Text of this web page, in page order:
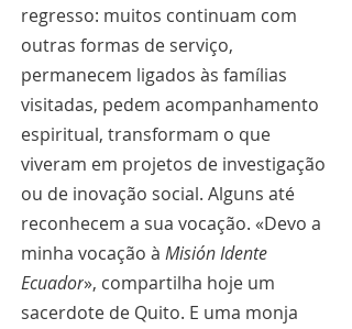
regresso: muitos continuam com
outras formas de serviço,
permanecem ligados às famílias
visitadas, pedem acompanhamento
espiritual, transformam o que
viveram em projetos de investigação
ou de inovação social. Alguns até
reconhecem a sua vocação. «Devo a
minha vocação à Misión Idente
Ecuador», compartilha hoje um
sacerdote de Quito. E uma monja